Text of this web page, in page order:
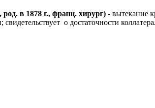
в 1878 г., франц. хирург) - вытекание
о достаточности